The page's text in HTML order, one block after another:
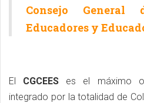
Consejo General
Educadores y
El CGCEES es el máximo
integrado por la totalidad de